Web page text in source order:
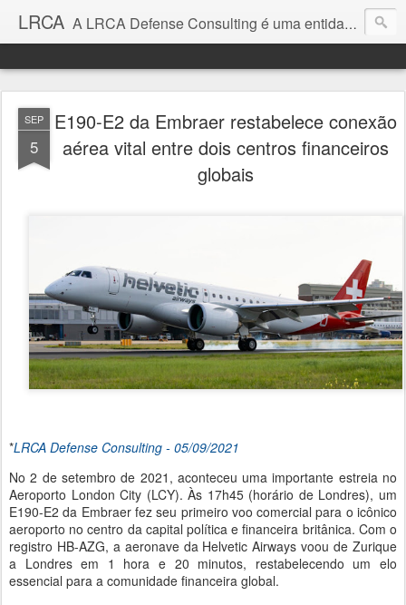
LRCA A LRCA Defense Consulting é uma entidade sem fins lucrativos que se dedica a produzir e divulgar notícias e análises sobre as Empresas de Defesa. Não somos jornalistas e nem este é um blog jornalístico.
SEP
5
E190-E2 da Embraer restabelece conexão
aérea vital entre dois centros financeiros
globais
*LRCA Defense Consulting - 05/09/2021
No 2 de setembro de 2021, aconteceu uma importante estreia no
Aeroporto London City (LCY). Às 17h45 (horário de Londres), um
E190-E2 da Embraer fez seu primeiro voo comercial para o icônico
aeroporto no centro da capital política e financeira britânica. Com o
registro HB-AZG, a aeronave da Helvetic Airways voou de Zurique
a Londres em 1 hora e 20 minutos, restabelecendo um elo
essencial para a comunidade financeira global.